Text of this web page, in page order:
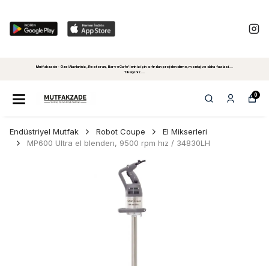
Mutfakzade - Özel Alanlariniz, Restoran, Bar ve Cafe'leriniz için sıfırdan projelendirme, montaj ve daha fazlasi...
Tiklayiniz...
0
Endüstriyel Mutfak Robot Coupe
El Mikserleri
MP600 Ultra el blenderı, 9500 rpm hız / 34830LH